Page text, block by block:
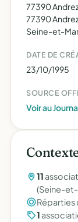
77390
77390
Seine-et-
DATE DE
23/10/1995
SOURCE
Voir au
11
(Seine-
Réparties
1